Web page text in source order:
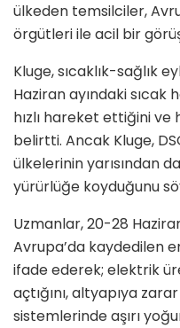
ülkeden temsilciler,
örgütleri ile acil bir
Kluge, sıcaklık-sağlık
Haziran ayındaki sıcak
hızlı hareket ettiğini ve
belirtti. Ancak Kluge,
ülkelerinin yarısından
yürürlüğe koyduğunu
Uzmanlar, 20-28
Avrupa’da kaydedilen
ifade ederek; elektrik
açtığını, altyapıya
sistemlerinde aşırı